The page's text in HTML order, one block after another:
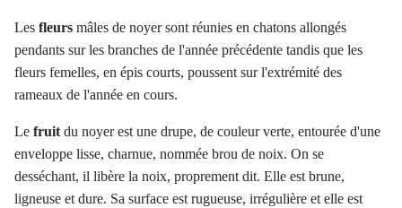
Les fleurs mâles de noyer sont réunies en chatons allongés
pendants sur les branches de l'année précédente tandis que les
fleurs femelles, en épis courts, poussent sur l'extrémité des
rameaux de l'année en cours.
Le fruit du noyer est une drupe, de couleur verte, entourée d'une
enveloppe lisse, charnue, nommée brou de noix. On se
desséchant, il libère la noix, proprement dit. Elle est brune,
ligneuse et dure. Sa surface est rugueuse, irrégulière et elle est